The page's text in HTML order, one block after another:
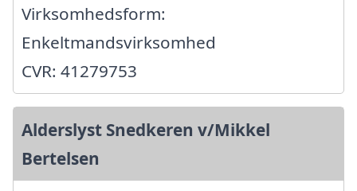
Virksomhedsform:
Enkeltmandsvirksomhed
CVR: 41279753
Alderslyst Snedkeren v/Mikkel
Bertelsen